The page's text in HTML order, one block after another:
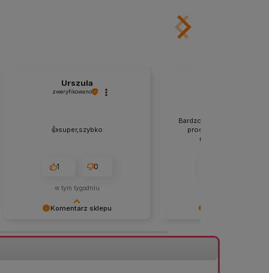
Komentarz sklepu
się, że wszystko przebiegło
Urszula
zweryfikowano
👍️super,szybko
1 0
w tym tygodniu
opinię! 😊 Cieszymy się, że
Bardzo dokładne
produktów, dotarły w
nienaruszonym. 👍️👍️